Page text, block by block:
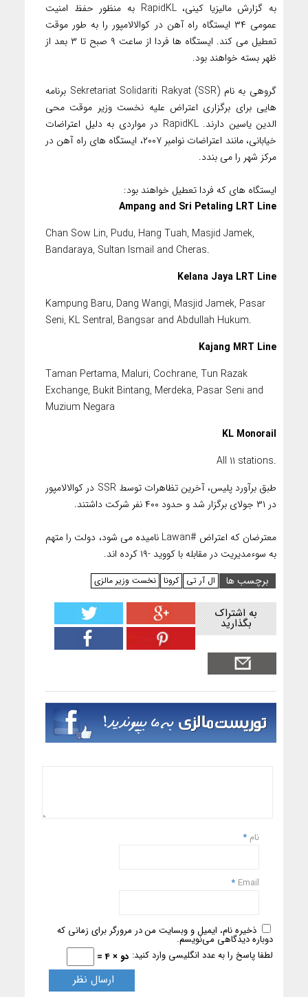
به گزارش مالیزیا کینی، RapidKL به منظور حفظ امنیت
عمومی ۳۴ ایستگاه راه آهن در کوالالامپور را به طور موقت
تعطیل می کند. ایستگاه ها فردا از ساعت ۹ صبح تا ۳ بعد از
ظهر بسته خواهند بود.
گروهی به نام Sekretariat Solidariti Rakyat (SSR) برنامه
هایی برای برگزاری اعتراض علیه نخست وزیر موقت محی
الدین یاسین دارند. RapidKL در مواردی به دلیل اعتراضات
خیابانی، مانند اعتراضات نوامبر ۲۰۰۷، ایستگاه های راه آهن در
مرکز شهر را می بندد.
ایستگاه های که فردا تعطیل خواهند بود:
Ampang and Sri Petaling LRT Line
Chan Sow Lin, Pudu, Hang Tuah, Masjid Jamek,
Bandaraya, Sultan Ismail and Cheras.
Kelana Jaya LRT Line
Kampung Baru, Dang Wangi, Masjid Jamek, Pasar
Seni, KL Sentral, Bangsar and Abdullah Hukum.
Kajang MRT Line
Taman Pertama, Maluri, Cochrane, Tun Razak
Exchange, Bukit Bintang, Merdeka, Pasar Seni and
Muzium Negara
KL Monorail
All 11 stations.
طبق برآورد پلیس، آخرین تظاهرات توسط SSR در کوالالامپور
در ۳۱ جولای برگزار شد و حدود ۴۰۰ نفر شرکت داشتند.
معترضان که اعتراض #Lawan نامیده می شود، دولت را متهم
به سوءمدیریت در مقابله با کووید -۱۹ کرده اند.
برچسب ها
ال آر تی کرونا نخست وزیر مالزی
به اشتراک
بگذارید
نام *
Email
*
ذخیره نام، ایمیل و وبسایت من در مرورگر برای زمانی که
دوباره دیدگاهی می‌نویسم.
لطفا پاسخ را به عدد انگلیسی وارد کنید: دو × 4 =